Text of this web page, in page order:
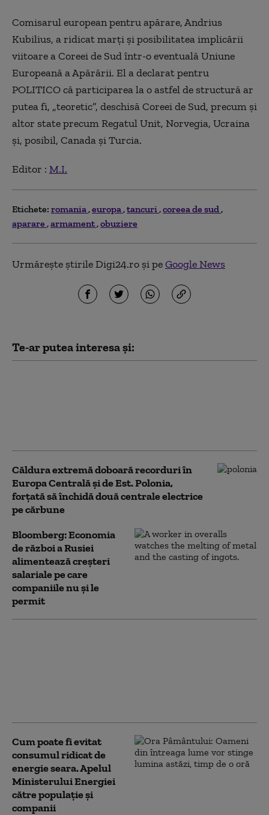
Comisarul european pentru apărare, Andrius
Kubilius, a ridicat marți și posibilitatea implicării
viitoare a Coreei de Sud într-o eventuală Uniune
Europeană a Apărării. El a declarat pentru
POLITICO că participarea la o astfel de structură ar
putea fi, „teoretic”, deschisă Coreei de Sud, precum și
altor state precum Regatul Unit, Norvegia, Ucraina
și, posibil, Canada și Turcia.
Editor : M.I.
Etichete: romania europa tancuri coreea de sud
aparare armament obuziere
Urmărește știrile Digi24.ro și peGoogle News
Te-ar putea interesa și:
Căldura extremă doboară recorduri în
Europa Centrală și de Est. Polonia,
forțată să închidă două centrale electrice
pe cărbune
Bloomberg: Economia
de război a Rusiei
alimentează creşteri
salariale pe care
companiile nu şi le
permit
Cum poate fi evitat
consumul ridicat de
energie seara. Apelul
Ministerului Energiei
către populație și
companii